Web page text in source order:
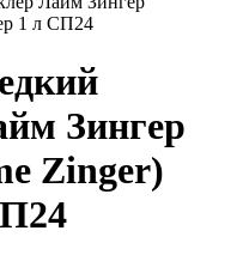
Зингер
Zinger)